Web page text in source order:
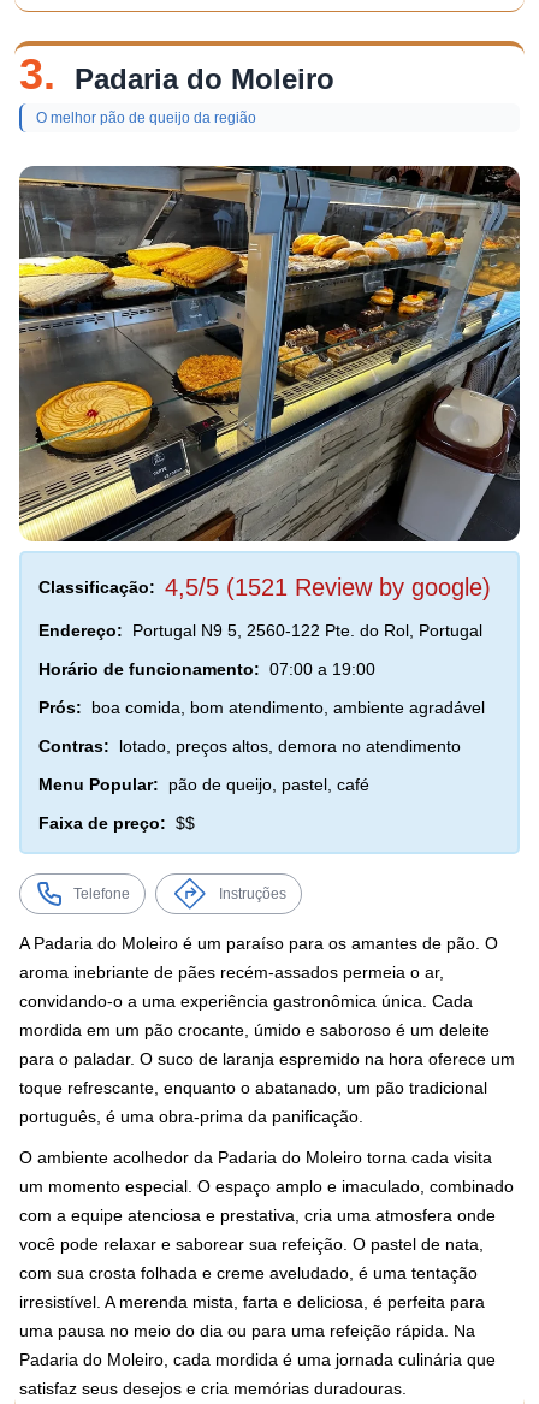
3. Padaria do Moleiro
O melhor pão de queijo da região
Classificação: 4,5/5 (1521 Review by google)
Endereço:
Portugal N9 5, 2560-122 Pte. do Rol, Portugal
Horário de funcionamento: 07:00 a 19:00
Prós:
boa comida, bom atendimento, ambiente agradável
Contras:
lotado, preços altos, demora no atendimento
Menu Popular:
pão de queijo, pastel, café
Faixa de preço: $$
Telefone Instruções
A Padaria do Moleiro é um paraíso para os amantes de pão. O
aroma inebriante de pães recém-assados permeia o ar,
convidando-o a uma experiência gastronômica única. Cada
mordida em um pão crocante, úmido e saboroso é um deleite
para o paladar. O suco de laranja espremido na hora oferece um
toque refrescante, enquanto o abatanado, um pão tradicional
português, é uma obra-prima da panificação.
O ambiente acolhedor da Padaria do Moleiro torna cada visita
um momento especial. O espaço amplo e imaculado, combinado
com a equipe atenciosa e prestativa, cria uma atmosfera onde
você pode relaxar e saborear sua refeição. O pastel de nata,
com sua crosta folhada e creme aveludado, é uma tentação
irresistível. A merenda mista, farta e deliciosa, é perfeita para
uma pausa no meio do dia ou para uma refeição rápida. Na
Padaria do Moleiro, cada mordida é uma jornada culinária que
satisfaz seus desejos e cria memórias duradouras.